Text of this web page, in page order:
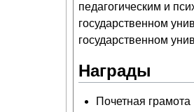
педагогическим и
государственном
государственном
Награды
Почетная